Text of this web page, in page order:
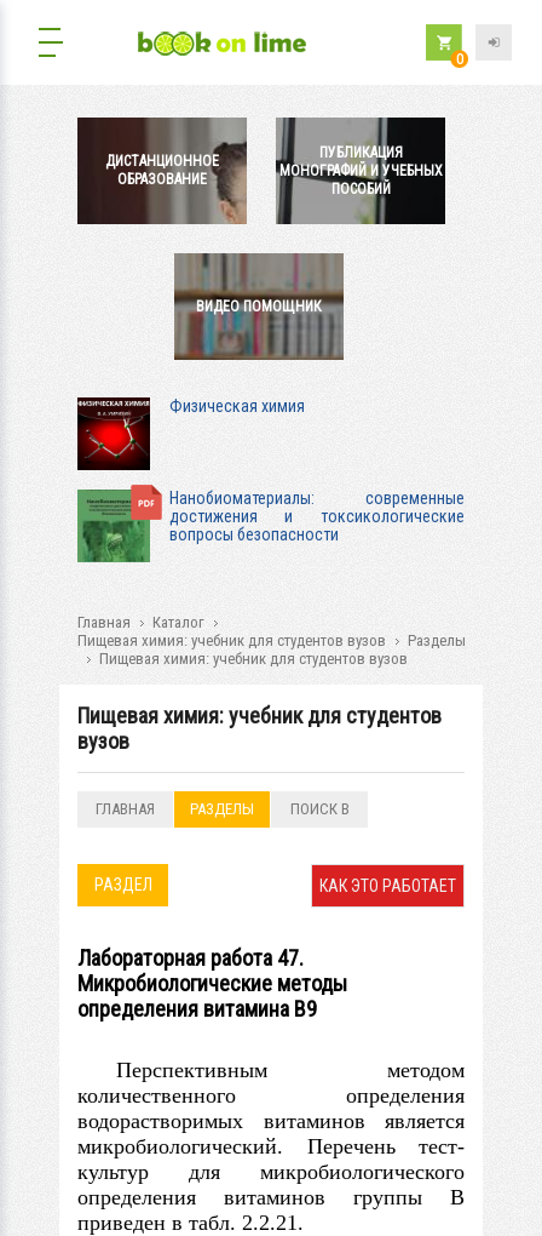
0
ДИСТАНЦИОННОЕ
ОБРАЗОВАНИЕ
ПУБЛИКАЦИЯ
МОНОГРАФИЙ И УЧЕБНЫХ
ПОСОБИЙ
ВИДЕО ПОМОЩНИК
Физическая химия
Нанобиоматериалы: современные
достижения и токсикологические
вопросы безопасности
Главная
Каталог
Пищевая химия: учебник для студентов вузов
Разделы
Пищевая химия: учебник для студентов вузов
Пищевая химия: учебник для студентов
вузов
ГЛАВНАЯ РАЗДЕЛЫ
ПОИСК В
РАЗДЕЛ КАК ЭТО РАБОТАЕТ
Лабораторная работа 47.
Микробиологические методы
определения витамина В9
Перспективным методом
количественного определения
водорастворимых витаминов является
микробиологический. Перечень тест-
культур для микробиологического
определения витаминов группы В
приведен в табл. 2.2.21.